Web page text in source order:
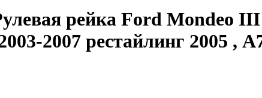
рейка Ford Mondeo
2007 рестайлинг 2005 ,